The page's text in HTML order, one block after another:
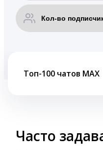
Топ-100 чатов MAX
Часто